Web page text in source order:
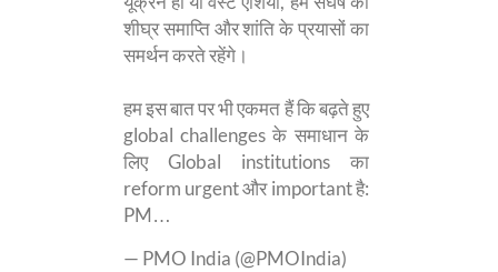
शीघ्र समाप्ति और शांति के प्रयासों का
समर्थन करते रहेंगे।
हम इस बात पर भी एकमत हैं कि बढ़ते हुए
global challenges के समाधान के
लिए Global institutions का
reform urgent और important है:
PM…
— PMO India (@PMOIndia)